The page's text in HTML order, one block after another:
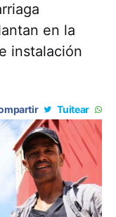
en la
instalación
Tuitear